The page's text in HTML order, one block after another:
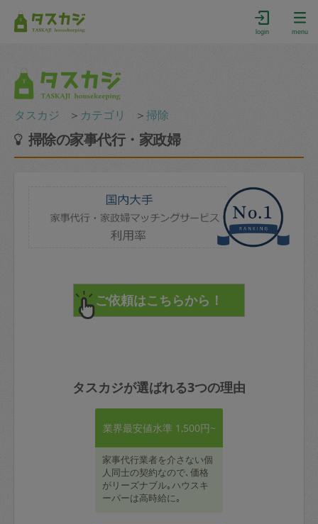
login menu
タスカジ ＞ カテゴリ ＞掃除
掃除の家事代行・家政婦
タスカジが選ばれる3つの理由
業界最安値水準 1,500円~
家事代行業者を介さない個
人同士の契約なので､価格
がリーズナブル｡ハウスキ
ーパーは高時給に｡